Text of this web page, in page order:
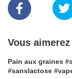
Vous
Pain aux graines
#sanslactose